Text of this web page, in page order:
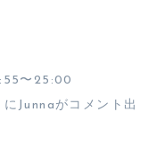
〜25:00
Junnaがコメント出